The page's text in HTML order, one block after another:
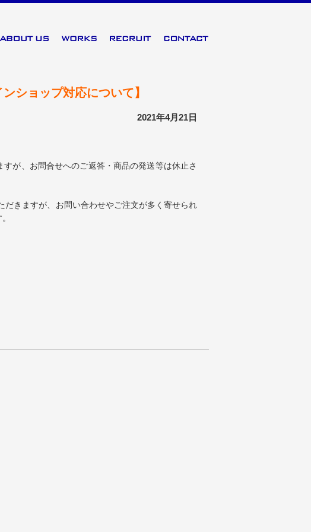
ショップ対応について】
2021年4月21日
が、お問合せへのご返答・商品の発送等は休止さ
きますが、お問い合わせやご注文が多く寄せられ